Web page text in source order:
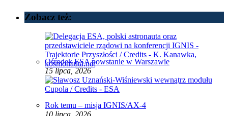
Zobacz też:
Ośrodek ESA powstanie w Warszawie
15 lipca, 2026
Rok temu – misja IGNIS/AX-4